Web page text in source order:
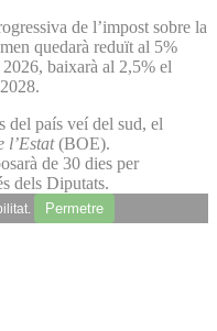
de l’impost sobre la
quedarà reduït al 5%
baixarà al 2,5% el
del país veí del sud, el
l’Estat(BOE).
de 30 dies per
dels Diputats.
Permetre